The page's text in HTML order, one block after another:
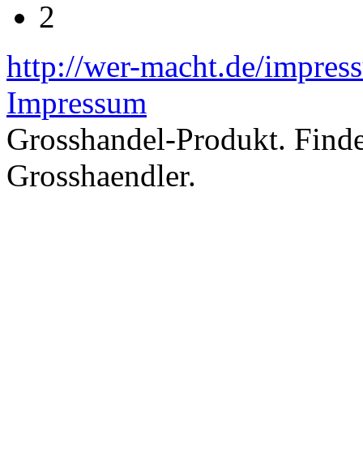
2
http://wer-macht.de/
Impressum
Grosshandel-Produkt.
Grosshaendler.